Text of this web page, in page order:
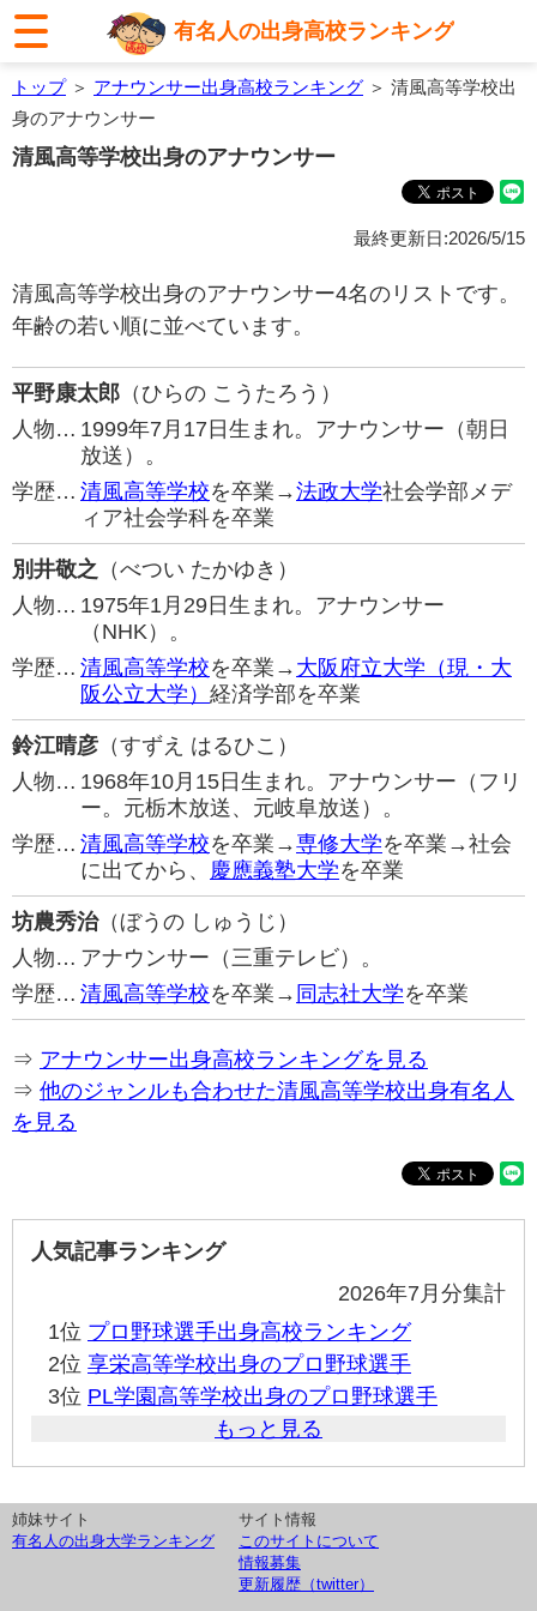
有名人の出身高校ランキング
トップ＞ アナウンサー出身高校ランキング ＞ 清風高等学校出
身のアナウンサー
清風高等学校出身のアナウンサー
最終更新日:2026/5/15
清風高等学校出身のアナウンサー4名のリストです。
年齢の若い順に並べています。
平野康太郎 （ひらの こうたろう）
人物… 1999年7月17日生まれ。アナウンサー（朝日
放送）。
学歴… 清風高等学校を卒業→法政大学社会学部メデ
ィア社会学科を卒業
別井敬之 （べつい たかゆき）
人物… 1975年1月29日生まれ。アナウンサー
（NHK）。
学歴… 清風高等学校を卒業→ 大阪府立大学（現・大
阪公立大学） 経済学部を卒業
鈴江晴彦 （すずえ はるひこ）
人物… 1968年10月15日生まれ。アナウンサー（フリ
ー。元栃木放送、元岐阜放送）。
学歴… 清風高等学校を卒業→専修大学を卒業→社会
に出てから、 慶應義塾大学を卒業
坊農秀治（ぼうの しゅうじ）
人物… アナウンサー（三重テレビ）。
学歴… 清風高等学校を卒業→ 同志社大学を卒業
⇒ アナウンサー出身高校ランキングを見る
⇒ 他のジャンルも合わせた清風高等学校出身有名人
を見る
人気記事ランキング
2026年7月分集計
1位 プロ野球選手出身高校ランキング
2位 享栄高等学校出身のプロ野球選手
3位 PL学園高等学校出身のプロ野球選手
もっと見る
姉妹サイト
有名人の出身大学ランキング
サイト情報
このサイトについて
情報募集
更新履歴（twitter）